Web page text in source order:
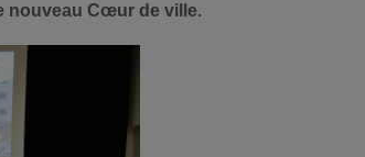
nouveau Cœur de ville.